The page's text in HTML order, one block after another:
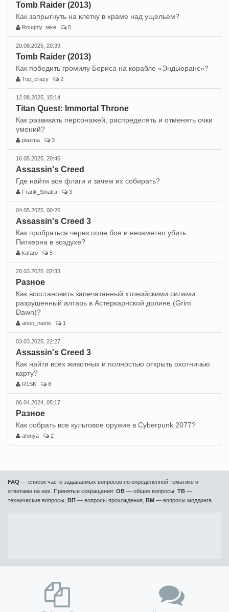
Tomb Raider (2013)
Как запрыгнуть на клетку в храме над ущельем?
Roughly_take 5
20.08.2025, 20:39
Tomb Raider (2013)
Как победить громилу Бориса на корабле «Эндьюранс»?
Top_crazy 2
12.08.2025, 15:14
Titan Quest: Immortal Throne
Как развивать персонажей, распределять и отменять очки
умений?
plazma 3
16.05.2025, 20:45
Assassin's Creed
Где найти все флаги и зачем их собирать?
Frank_Sinatra 3
04.05.2025, 00:26
Assassin's Creed 3
Как пробраться через поле боя и незаметно убить
Питкерна в воздухе?
kafaro 5
20.03.2025, 02:33
Разное
Как восстановить запечатанный хтонийскими силами
разрушенный алтарь в Астеркарнской долине (Grim
Dawn)?
anon_name 1
03.03.2025, 22:27
Assassin's Creed 3
Как найти всех животных и полностью открыть охотничью
карту?
R1SK 8
06.04.2024, 05:17
Разное
Как собрать все культовое оружие в Cyberpunk 2077?
afonya 2
FAQ — список часто задаваемых вопросов по определенной тематике и
ответами на них. Принятые сокращения: ОВ — общие вопросы, ТВ —
технические вопросы, ВП — вопросы прохождения, ВМ — вопросы моддинга.